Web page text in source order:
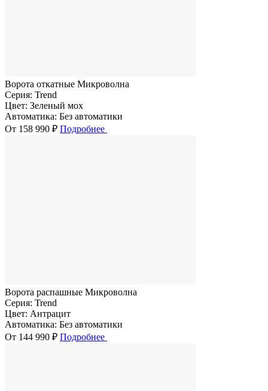
Ворота откатные Микроволна
Серия: Trend
Цвет: Зеленый мох
Автоматика: Без автоматики
От 158 990 ₽ Подробнее
Ворота распашные Микроволна
Серия: Trend
Цвет: Антрацит
Автоматика: Без автоматики
От 144 990 ₽ Подробнее